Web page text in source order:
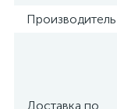
Производитель
Доставка по